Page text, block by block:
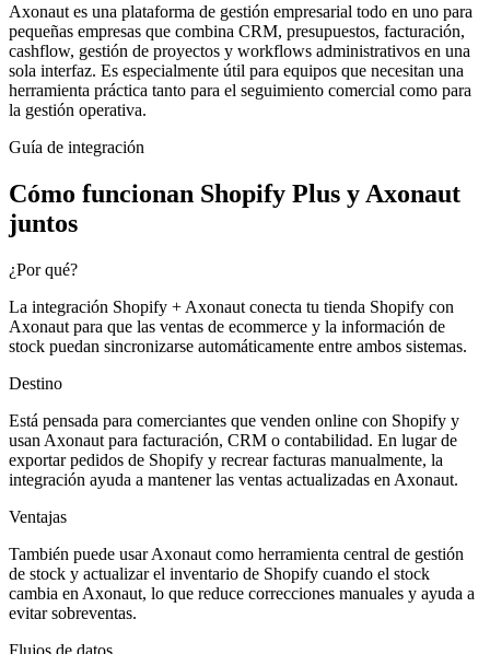
Axonaut es una plataforma de gestión empresarial todo en uno para
pequeñas empresas que combina CRM, presupuestos, facturación,
cashflow, gestión de proyectos y workflows administrativos en una
sola interfaz. Es especialmente útil para equipos que necesitan una
herramienta práctica tanto para el seguimiento comercial como para
la gestión operativa.
Guía de integración
Cómo funcionan Shopify Plus y Axonaut
juntos
¿Por qué?
La integración Shopify + Axonaut conecta tu tienda Shopify con
Axonaut para que las ventas de ecommerce y la información de
stock puedan sincronizarse automáticamente entre ambos sistemas.
Destino
Está pensada para comerciantes que venden online con Shopify y
usan Axonaut para facturación, CRM o contabilidad. En lugar de
exportar pedidos de Shopify y recrear facturas manualmente, la
integración ayuda a mantener las ventas actualizadas en Axonaut.
Ventajas
También puede usar Axonaut como herramienta central de gestión
de stock y actualizar el inventario de Shopify cuando el stock
cambia en Axonaut, lo que reduce correcciones manuales y ayuda a
evitar sobreventas.
Flujos de datos